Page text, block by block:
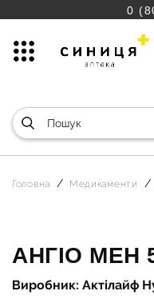
0
Головна Медикаменти
АНГІО МЕН
Виробник: Актілайф